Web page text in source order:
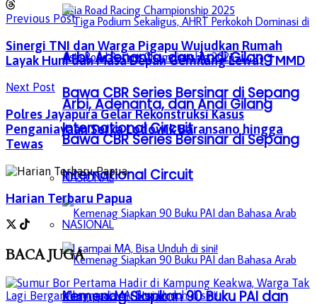
Arbi, Adenanta, dan Andi Gilang
Bawa CBR Series Bersinar di Sepang
International Circuit
NASIONAL
Kemenag Siapkan 90 Buku PAI dan
Arbi, Adenanta, dan Andi Gilang
Bawa CBR Series Bersinar di Sepang
International Circuit
NASIONAL
Previous Post
Sinergi TNI dan Warga Pigapu Wujudkan Rumah
Layak Huni dan Masa Depan Gemilang Lewat TMMD
Next Post
Polres Jayapura Gelar Rekonstruksi Kasus
Penganiayaan Serka Lodowik Baransano hingga
Tewas
Harian Terbaru Papua
BACAJUGA